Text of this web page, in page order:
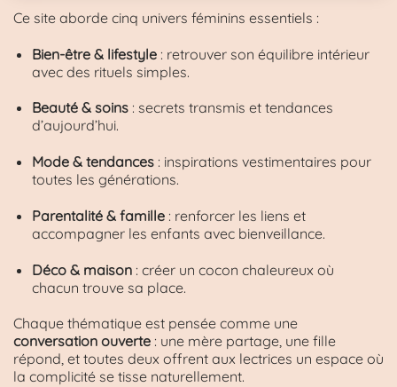
Ce site aborde cinq univers féminins essentiels :
Bien-être & lifestyle: retrouver son équilibre intérieur
avec des rituels simples.
Beauté & soins: secrets transmis et tendances
d’aujourd’hui.
Mode & tendances: inspirations vestimentaires pour
toutes les générations.
Parentalité & famille: renforcer les liens et
accompagner les enfants avec bienveillance.
Déco & maison: créer un cocon chaleureux où
chacun trouve sa place.
Chaque thématique est pensée comme une
conversation ouverte : une mère partage, une fille
répond, et toutes deux offrent aux lectrices un espace où
la complicité se tisse naturellement.